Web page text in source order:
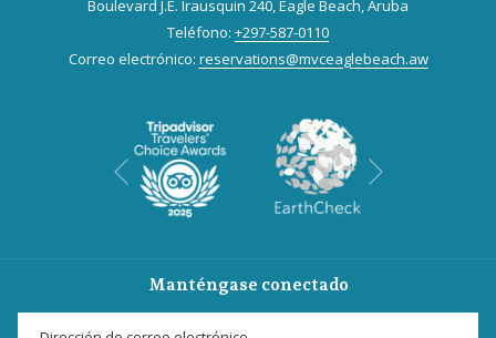
Boulevard J.E. Irausquin 240, Eagle Beach, Aruba
Teléfono: +297-587-0110
Correo electrónico: reservations@mvceaglebeach.aw
Anterior
Manténgase conectado